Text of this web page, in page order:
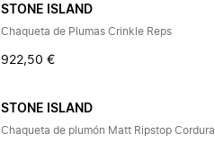
STONE ISLAND
Chaqueta de Plumas Crinkle Reps
922,50 €
STONE ISLAND
Chaqueta de plumón Matt Ripstop Cordura